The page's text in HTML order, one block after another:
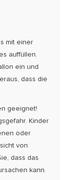
mit einer
auffüllen.
ein und
dass die
geeignet!
Kinder
oder
von
dass das
kann.